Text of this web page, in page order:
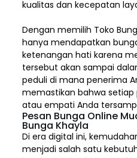
kualitas dan kecepatan
Dengan memilih Toko
hanya mendapatkan
ketenangan hati karena
tersebut akan sampai
peduli di mana penerima
memastikan bahwa setiap
atau empati Anda
Pesan Bunga Online
Bunga Khayla
Di era digital ini,
menjadi salah satu